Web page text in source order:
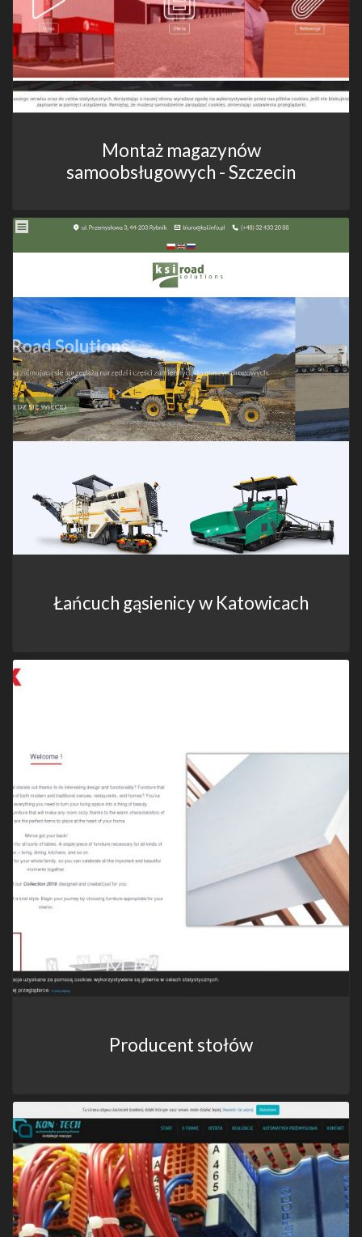
Montaż magazynów
samoobsługowych - Szczecin
Łańcuch gąsienicy w Katowicach
Producent stołów